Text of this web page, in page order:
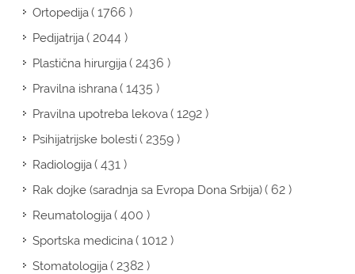
Ortopedija( 1766 )
Pedijatrija( 2044 )
Plastična hirurgija( 2436 )
Pravilna ishrana( 1435 )
Pravilna upotreba lekova( 1292 )
Psihijatrijske bolesti( 2359 )
Radiologija( 431 )
Rak dojke (saradnja sa Evropa Dona Srbija)( 62 )
Reumatologija( 400 )
Sportska medicina( 1012 )
Stomatologija( 2382 )